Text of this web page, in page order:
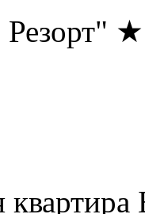
Резорт"